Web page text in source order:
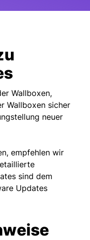
Wallboxen,
Wallboxen sicher
neuer
empfehlen wir
sind dem
Updates